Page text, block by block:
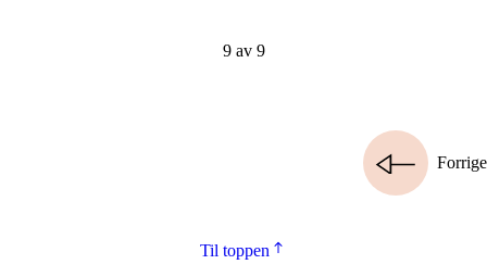
9 av 9
Forrige
Til toppen